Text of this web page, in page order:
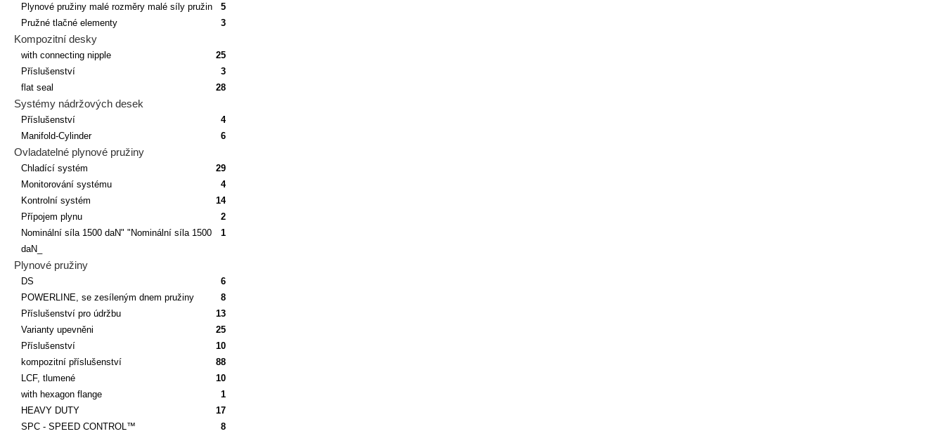
Plynové pružiny malé rozměry malé síly pružin
5
Pružné tlačné elementy
3
Kompozitní desky
with connecting nipple
25
Příslušenství
3
flat seal
28
Systémy nádržových desek
Příslušenství
4
Manifold-Cylinder
6
Ovladatelné plynové pružiny
Chladící systém
29
Monitorování systému
4
Kontrolní systém
14
Přípojem plynu
2
Nominální síla 1500 daN" "Nominální síla 1500
daN_
1
Plynové pružiny
DS
6
POWERLINE, se zesíleným dnem pružiny
8
Příslušenství pro údržbu
13
Varianty upevněni
25
Příslušenství
10
kompozitní příslušenství
88
LCF, tlumené
10
with hexagon flange
1
HEAVY DUTY
17
SPC - SPEED CONTROL™
8